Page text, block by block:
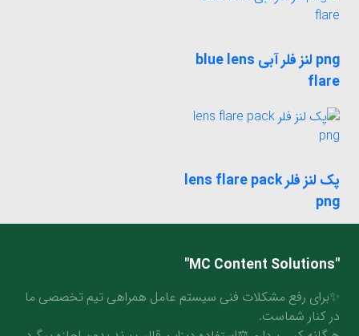
png لنز فلر آبی blue lens
flare
پک لنز فلر lens flare pack
png
"MC Content Solutions"
✨برای رفع مشکلات فنی سیستم عامل همراهی تیم تخصصی ما
در کنار شماست.